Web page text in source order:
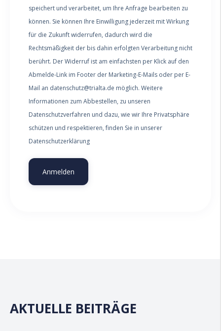
speichert und verarbeitet, um Ihre Anfrage bearbeiten zu
können. Sie können Ihre Einwilligung jederzeit mit Wirkung
für die Zukunft widerrufen, dadurch wird die
Rechtsmäßigkeit der bis dahin erfolgten Verarbeitung nicht
berührt. Der Widerruf ist am einfachsten per Klick auf den
Abmelde-Link im Footer der Marketing-E-Mails oder per E-
Mail an datenschutz@trialta.de möglich. Weitere
Informationen zum Abbestellen, zu unseren
Datenschutzverfahren und dazu, wie wir Ihre Privatsphäre
schützen und respektieren, finden Sie in unserer
Datenschutzerklärung
AKTUELLE BEITRÄGE